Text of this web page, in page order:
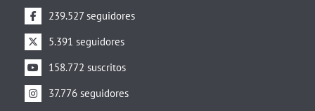
239.527 seguidores
5.391 seguidores
158.772 suscritos
37.776 seguidores